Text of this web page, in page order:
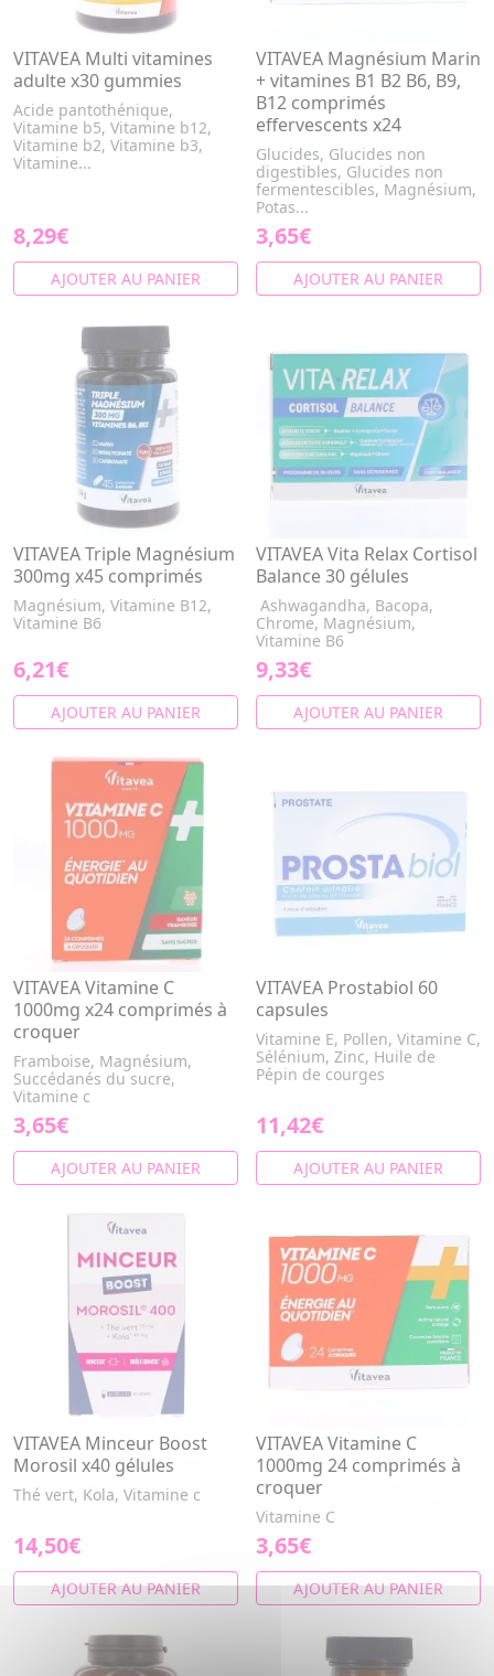
VITAVEA Multi vitamines
adulte x30 gummies
Acide pantothénique,
Vitamine b5, Vitamine b12,
Vitamine b2, Vitamine b3,
Vitamine...
8,29€
AJOUTER AU PANIER
VITAVEA Magnésium Marin
+ vitamines B1 B2 B6, B9,
B12 comprimés
effervescents x24
Glucides, Glucides non
digestibles, Glucides non
fermentescibles, Magnésium,
Potas...
3,65€
AJOUTER AU PANIER
VITAVEA Triple Magnésium
300mg x45 comprimés
Magnésium, Vitamine B12,
Vitamine B6
6,21€
AJOUTER AU PANIER
VITAVEA Vita Relax Cortisol
Balance 30 gélules
Ashwagandha, Bacopa,
Chrome, Magnésium,
Vitamine B6
9,33€
AJOUTER AU PANIER
VITAVEA Vitamine C
1000mg x24 comprimés à
croquer
Framboise, Magnésium,
Succédanés du sucre,
Vitamine c
3,65€
AJOUTER AU PANIER
VITAVEA Prostabiol 60
capsules
Vitamine E, Pollen, Vitamine C,
Sélénium, Zinc, Huile de
Pépin de courges
11,42€
AJOUTER AU PANIER
VITAVEA Minceur Boost
Morosil x40 gélules
Thé vert, Kola, Vitamine c
14,50€
AJOUTER AU PANIER
VITAVEA Vitamine C
1000mg 24 comprimés à
croquer
Vitamine C
3,65€
AJOUTER AU PANIER